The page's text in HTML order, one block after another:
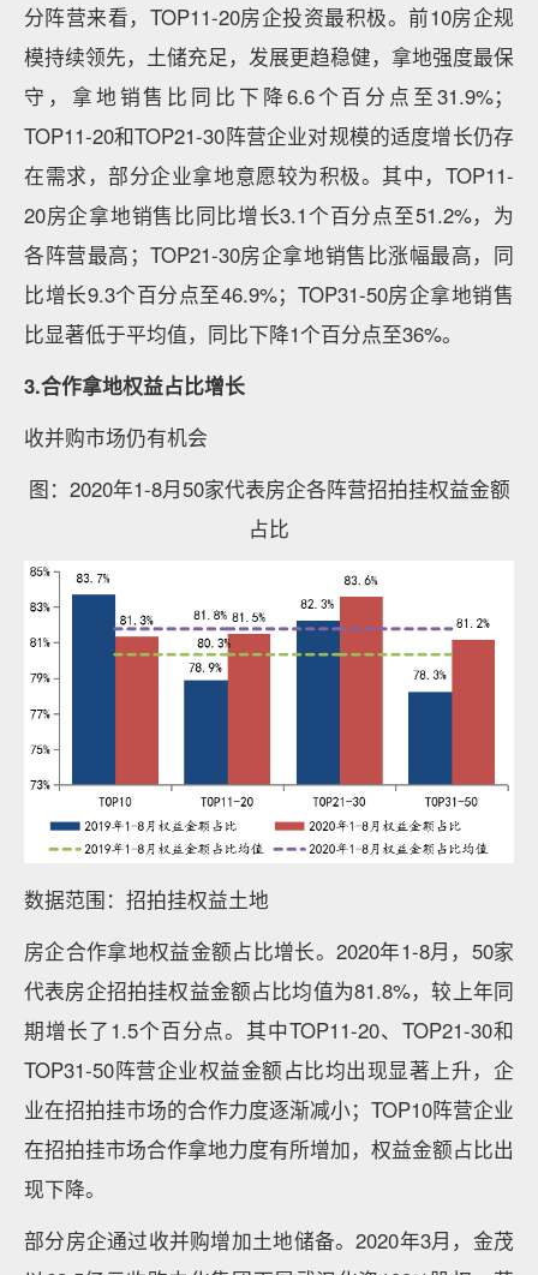
分阵营来看，TOP11-20房企投资最积极。前10房企规
模持续领先，土储充足，发展更趋稳健，拿地强度最保
守，拿地销售比同比下降6.6个百分点至31.9%；
TOP11-20和TOP21-30阵营企业对规模的适度增长仍存
在需求，部分企业拿地意愿较为积极。其中，TOP11-
20房企拿地销售比同比增长3.1个百分点至51.2%，为
各阵营最高；TOP21-30房企拿地销售比涨幅最高，同
比增长9.3个百分点至46.9%；TOP31-50房企拿地销售
比显著低于平均值，同比下降1个百分点至36%。
3.合作拿地权益占比增长
收并购市场仍有机会
图：2020年1-8月50家代表房企各阵营招拍挂权益金额
占比
数据范围：招拍挂权益土地
房企合作拿地权益金额占比增长。2020年1-8月，50家
代表房企招拍挂权益金额占比均值为81.8%，较上年同
期增长了1.5个百分点。其中TOP11-20、TOP21-30和
TOP31-50阵营企业权益金额占比均出现显著上升，企
业在招拍挂市场的合作力度逐渐减小；TOP10阵营企业
在招拍挂市场合作拿地力度有所增加，权益金额占比出
现下降。
部分房企通过收并购增加土地储备。2020年3月，金茂